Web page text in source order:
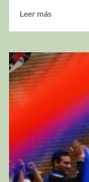
Leer más